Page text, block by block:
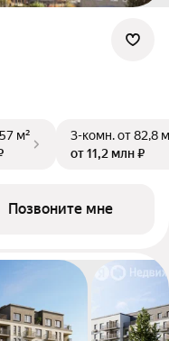
м²
3-комн.от 82,8
от 11,2 млн ₽
Позвоните мне